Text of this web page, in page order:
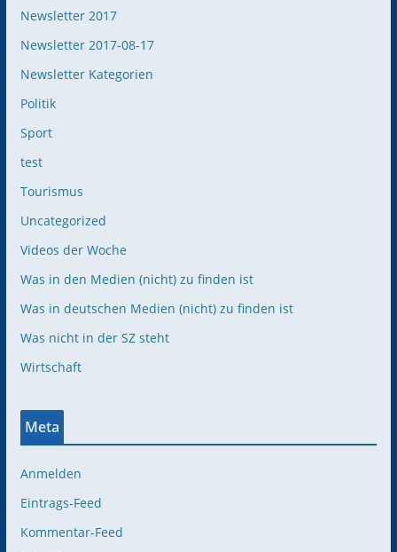
Newsletter 2017
Newsletter 2017-08-17
Newsletter Kategorien
Politik
Sport
test
Tourismus
Uncategorized
Videos der Woche
Was in den Medien (nicht) zu finden ist
Was in deutschen Medien (nicht) zu finden ist
Was nicht in der SZ steht
Wirtschaft
Meta
Anmelden
Eintrags-Feed
Kommentar-Feed